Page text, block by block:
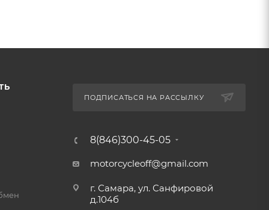
ПОДПИСАТЬСЯ НА РАССЫЛКУ
8(846)300-45-05
motorcycleoff@gmail.com
г. Самара, ул. Санфировой
д.104б